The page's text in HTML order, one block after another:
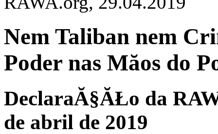
Nem Taliban nem
Poder nas Măos do
DeclaraĂ§ĂŁo da
de abril de 2019